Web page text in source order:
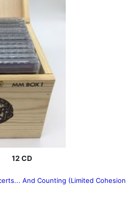
12 CD
And Counting (Limited Cohesion